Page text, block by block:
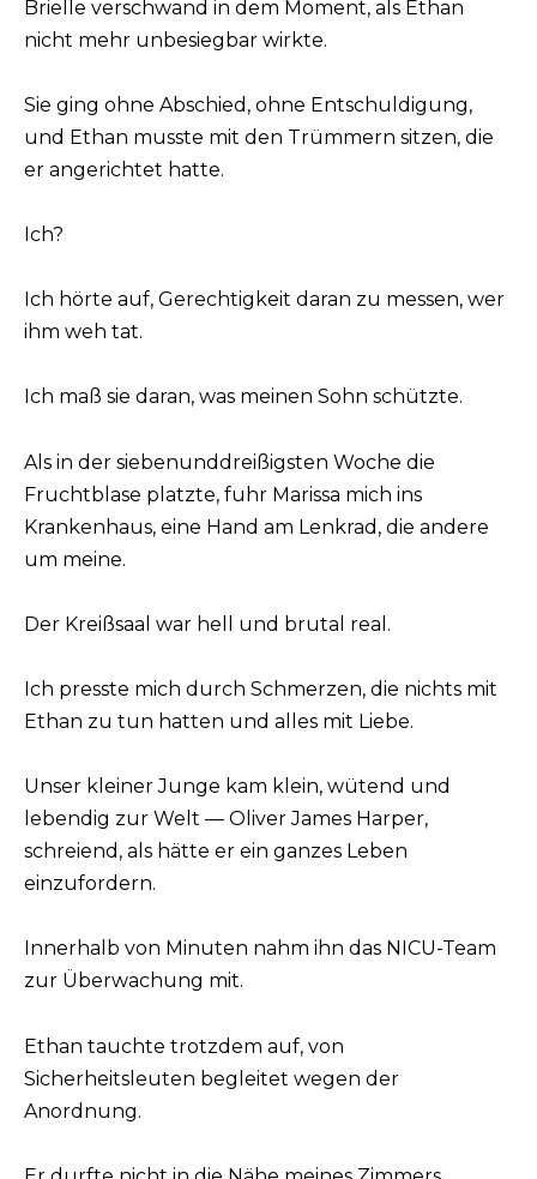
Brielle verschwand in dem Moment, als Ethan
nicht mehr unbesiegbar wirkte.
Sie ging ohne Abschied, ohne Entschuldigung,
und Ethan musste mit den Trümmern sitzen, die
er angerichtet hatte.
Ich?
Ich hörte auf, Gerechtigkeit daran zu messen, wer
ihm weh tat.
Ich maß sie daran, was meinen Sohn schützte.
Als in der siebenunddreißigsten Woche die
Fruchtblase platzte, fuhr Marissa mich ins
Krankenhaus, eine Hand am Lenkrad, die andere
um meine.
Der Kreißsaal war hell und brutal real.
Ich presste mich durch Schmerzen, die nichts mit
Ethan zu tun hatten und alles mit Liebe.
Unser kleiner Junge kam klein, wütend und
lebendig zur Welt — Oliver James Harper,
schreiend, als hätte er ein ganzes Leben
einzufordern.
Innerhalb von Minuten nahm ihn das NICU-Team
zur Überwachung mit.
Ethan tauchte trotzdem auf, von
Sicherheitsleuten begleitet wegen der
Anordnung.